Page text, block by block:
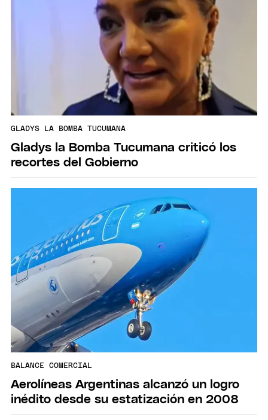
GLADYS LA BOMBA TUCUMANA
Gladys la Bomba Tucumana criticó los
recortes del Gobierno
BALANCE COMERCIAL
Aerolíneas Argentinas alcanzó un logro
inédito desde su estatización en 2008